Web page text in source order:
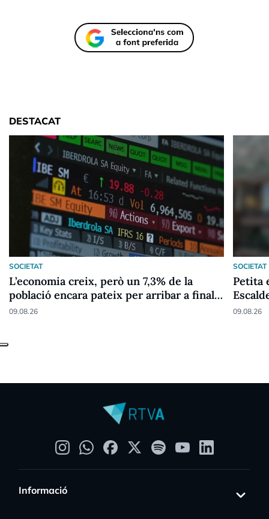
DESTACAT
SOCIETAT
L’economia creix, però un 7,3% de la
població encara pateix per arribar a final
de mes
09.08.26
SOCIETAT
Petita
09.08.26
Informació